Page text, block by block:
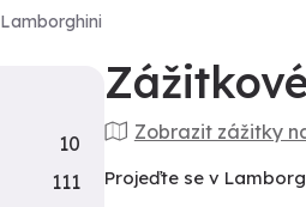
Lamborghini
Zobrazit zážitky
Projeďte se v
10
111